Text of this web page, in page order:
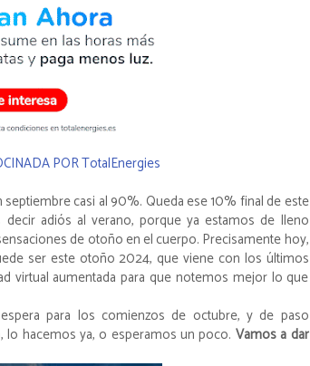
POR TotalEnergies
casi al 90%. Queda ese 10% final de este
adiós al verano, porque ya estamos de lleno
de otoño en el cuerpo. Precisamente hoy,
ser este otoño 2024, que viene con los últimos
virtual aumentada para que notemos mejor lo que
para los comienzos de octubre, y de paso
hacemos ya, o esperamos un poco. Vamos a dar